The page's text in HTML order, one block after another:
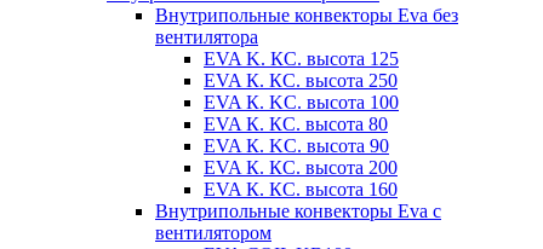
Внутрипольные конвекторы Eva без
вентилятора
EVA K. КС. высота 125
EVA К. КС. высота 250
EVA К. KС. высота 100
EVA К. КС. высота 80
EVA К. KC. высота 90
EVA К. КС. высота 200
EVA К. КС. высота 160
Внутрипольные конвекторы Eva с
вентилятором